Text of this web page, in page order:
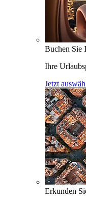
Buchen Sie
Ihre
Jetzt
Erkunden